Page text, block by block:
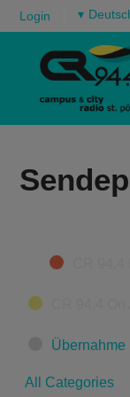
Login ▾
Categories
Übernahme
All Categories